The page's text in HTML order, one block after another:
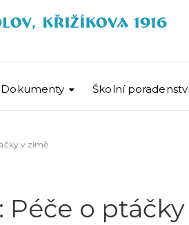
Dokumenty Školní
v zimě
Péče o